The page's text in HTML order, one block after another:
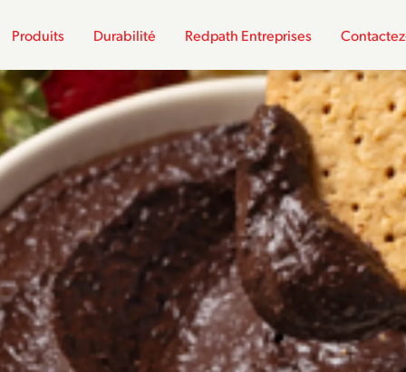
Produits Durabilité Redpath Entreprises